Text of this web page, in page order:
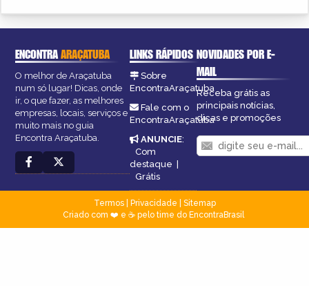
ENCONTRAARAÇATUBA
O melhor de Araçatuba
num só lugar! Dicas, onde
ir, o que fazer, as melhores
empresas, locais, serviços e
muito mais no guia
Encontra Araçatuba.
LINKS RÁPIDOS
Sobre
EncontraAraçatuba
Fale com o
EncontraAraçatuba
ANUNCIE:
Com
destaque |
Grátis
NOVIDADES POR E-
MAIL
Receba grátis as
principais notícias,
dicas e promoções
Termos| Privacidade
Sitemap
Criado com ❤️ e ☕ pelo time do EncontraBrasil